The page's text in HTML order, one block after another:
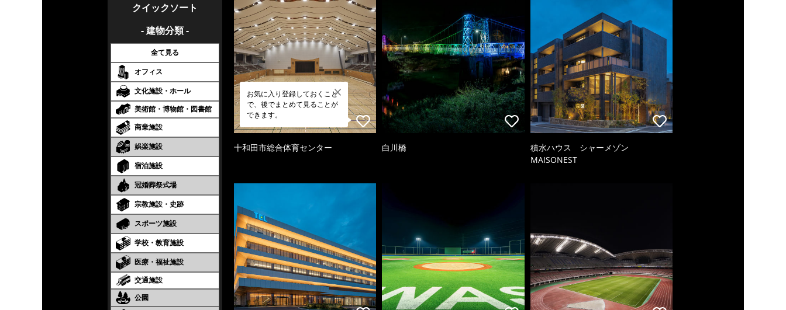
クイックソート
- 建物分類 -
全て見る
オフィス
文化施設・ホール
美術館・博物館・図書館
商業施設
娯楽施設
宿泊施設
冠婚葬祭式場
宗教施設・史跡
スポーツ施設
学校・教育施設
医療・福祉施設
交通施設
公園
お気に入り登録しておくこと
で、後でまとめて見ることが
できます。
十和田市総合体育センター 白川橋
積水ハウス シャーメゾン
MAISONEST